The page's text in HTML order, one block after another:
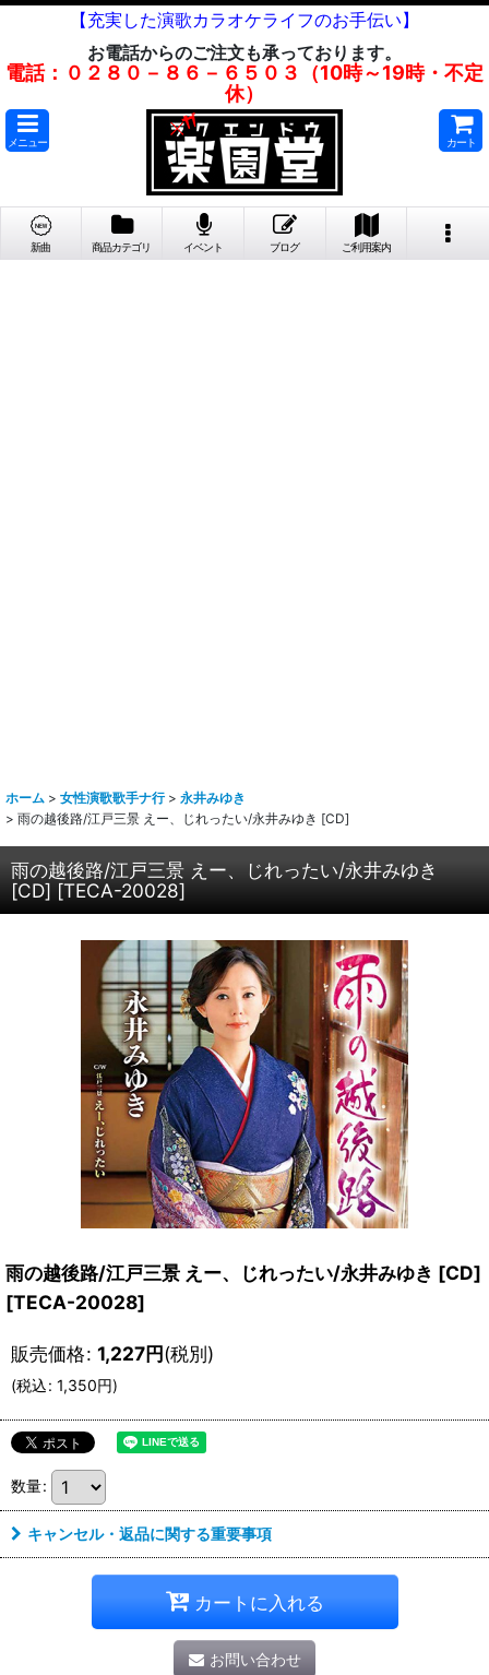
【充実した演歌カラオケライフのお手伝い】
お電話からのご注文も承っております。
電話：０２８０－８６－６５０３（10時～19時・不定
休）
メニュー カート
新曲 商品カテゴリ イベント ブログ ご利用案内
ホーム > 女性演歌歌手ナ行 > 永井みゆき
> 雨の越後路/江戸三景 えー、じれったい/永井みゆき [CD]
雨の越後路/江戸三景 えー、じれったい/永井みゆき
[CD] [TECA-20028]
雨の越後路/江戸三景 えー、じれったい/永井みゆき [CD]
[TECA-20028]
販売価格: 1,227円(税別)
(税込: 1,350円)
数量:
キャンセル・返品に関する重要事項
カートに入れる
お問い合わせ